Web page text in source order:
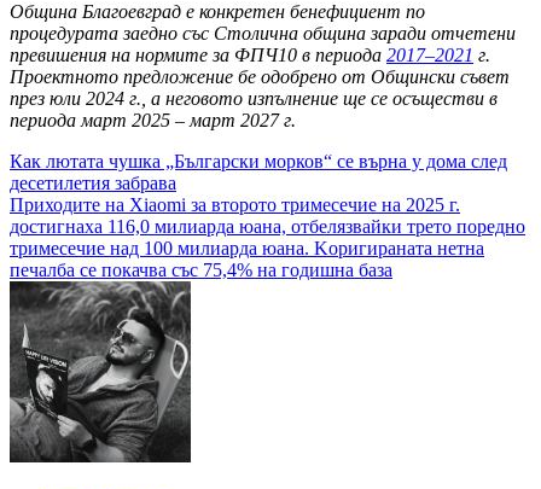
Община Благоевград е конкретен бенефициент по
процедурата заедно със Столична община заради отчетени
превишения на нормите за ФПЧ10 в периода 2017–2021 г.
Проектното предложение бе одобрено от Общински съвет
през юли 2024 г., а неговото изпълнение ще се осъществи в
периода март 2025 – март 2027 г.
Навигация
Как лютата чушка „Български морков“ се върна у дома след
десетилетия забрава
Приходите на Xiaomi за второто тримесечие на 2025 г.
достигнаха 116,0 милиарда юана, отбелязвайки трето поредно
тримесечие над 100 милиарда юана. Kоригираната нетна
печалба се покачва със 75,4% на годишна база